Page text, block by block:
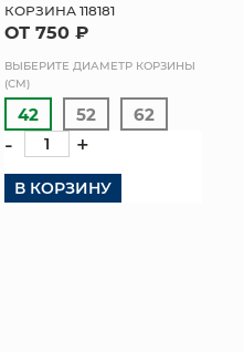
КОРЗИНА 118181
ОТ 750 ₽
ВЫБЕРИТЕ ДИАМЕТР КОРЗИНЫ
(СМ)
42 52 62
- +
В КОРЗИНУ